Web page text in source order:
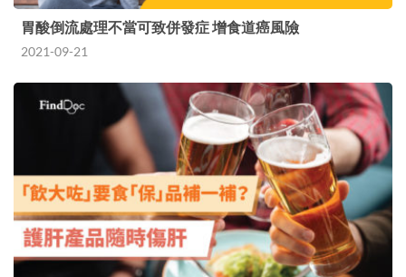
胃酸倒流處理不當可致併發症 增食道癌風險
2021-09-21